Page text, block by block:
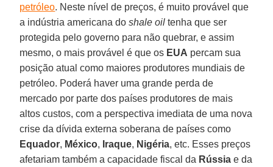
petróleo. Neste nível de preços, é muito provável que
a indústria americana doshale oil tenha que ser
protegida pelo governo para não quebrar, e assim
mesmo, o mais provável é que os EUA percam sua
posição atual como maiores produtores mundiais de
petróleo. Poderá haver uma grande perda de
mercado por parte dos países produtores de mais
altos custos, com a perspectiva imediata de uma nova
crise da dívida externa soberana de países como
Equador, México, Iraque, Nigéria, etc. Esses preços
afetariam também a capacidade fiscal da Rússia e da